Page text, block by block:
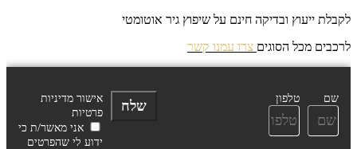
לקבלת ייעוץ ובדיקה חינם על שיפוץ גיר אוטומטי
לרכבים מכל הסוגים צרו עמנו קשר
שם טלפון
אישור מדיניות
פרטיות
אני מאשר/ת כי
ידוע לי שהפרטים
שלח